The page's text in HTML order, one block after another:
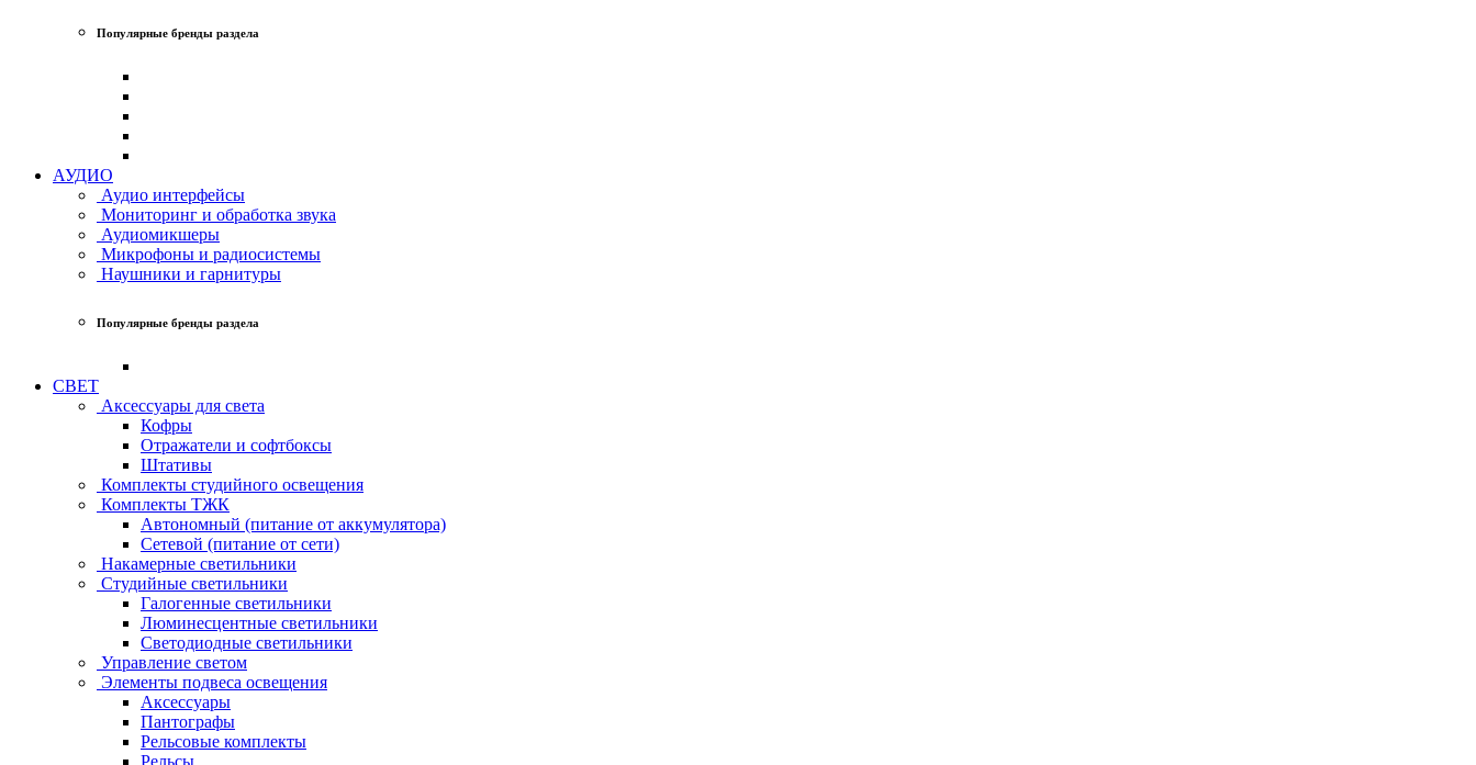
Популярные бренды раздела
АУДИО
Аудио интерфейсы
Мониторинг и обработка звука
Аудиомикшеры
Микрофоны и радиосистемы
Наушники и гарнитуры
Популярные бренды раздела
СВЕТ
Аксессуары для света
Кофры
Отражатели и софтбоксы
Штативы
Комплекты студийного освещения
Комплекты ТЖК
Автономный (питание от аккумулятора)
Сетевой (питание от сети)
Накамерные светильники
Студийные светильники
Галогенные светильники
Люминесцентные светильники
Светодиодные светильники
Управление светом
Элементы подвеса освещения
Аксессуары
Пантографы
Рельсовые комплекты
Рельсы